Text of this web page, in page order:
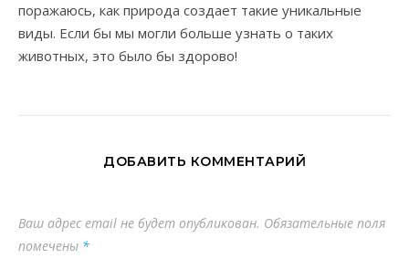
поражаюсь, как природа создает такие уникальные
виды. Если бы мы могли больше узнать о таких
животных, это было бы здорово!
ДОБАВИТЬ КОММЕНТАРИЙ
Ваш адрес email не будет опубликован. Обязательные поля
помечены *